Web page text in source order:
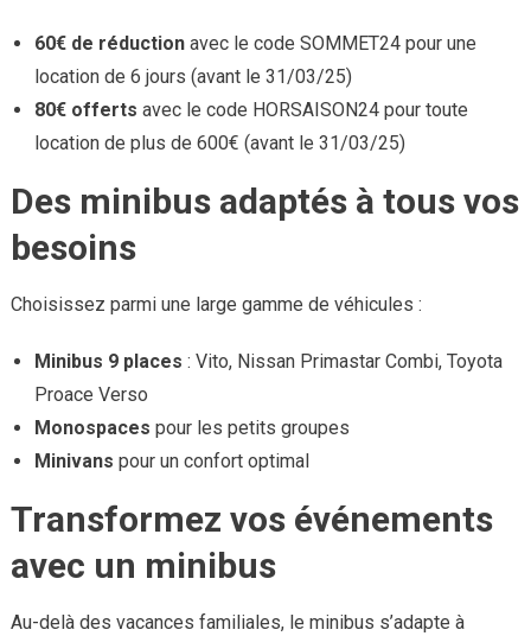
60€ de réductionavec le code SOMMET24 pour une
location de 6 jours (avant le 31/03/25)
80€ offerts avec le code HORSAISON24 pour toute
location de plus de 600€ (avant le 31/03/25)
Des minibus adaptés à tous vos
besoins
Choisissez parmi une large gamme de véhicules :
Minibus 9 places : Vito, Nissan Primastar Combi, Toyota
Proace Verso
Monospaces pour les petits groupes
Minivans pour un confort optimal
Transformez vos événements
avec un minibus
Au-delà des vacances familiales, le minibus s’adapte à